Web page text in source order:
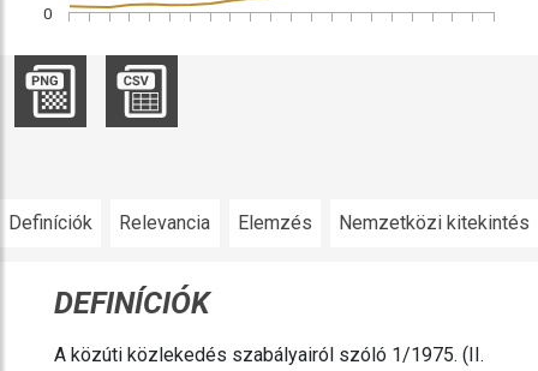
0
Definíciók Relevancia Elemzés Nemzetközi kitekintés
DEFINÍCIÓK
A közúti közlekedés szabályairól szóló 1/1975. (II.